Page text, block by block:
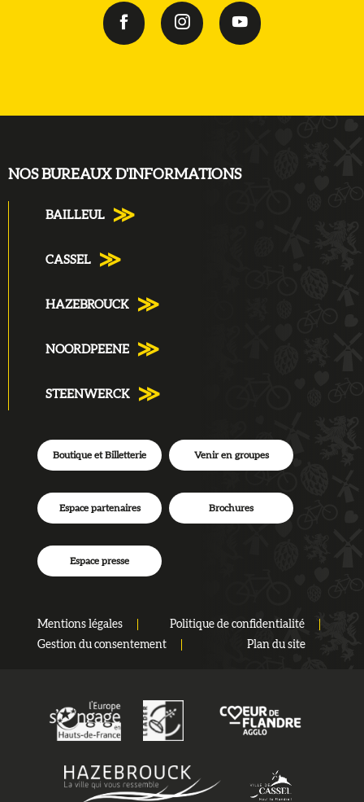
NOS BUREAUX D'INFORMATIONS
BAILLEUL
CASSEL
HAZEBROUCK
NOORDPEENE
STEENWERCK
Mentions légales
Politique de confidentialité
Gestion du consentement
Plan du site
Boutique et Billetterie Venir en groupes
Espace partenaires Brochures
Espace presse